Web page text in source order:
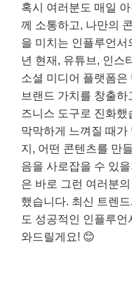
혹시 여러분도 매일
께 소통하고, 나만의
을 미치는 인플루언
년 현재, 유튜브, 인스
소셜 미디어 플랫폼은
브랜드 가치를 창출하
즈니스 도구로 진화했
막막하게 느껴질 때
지, 어떤 콘텐츠를 만
음을 사로잡을 수 있
은 바로 그런 여러분
했습니다. 최신 트렌
도 성공적인 인플루
와드릴게요! 😊